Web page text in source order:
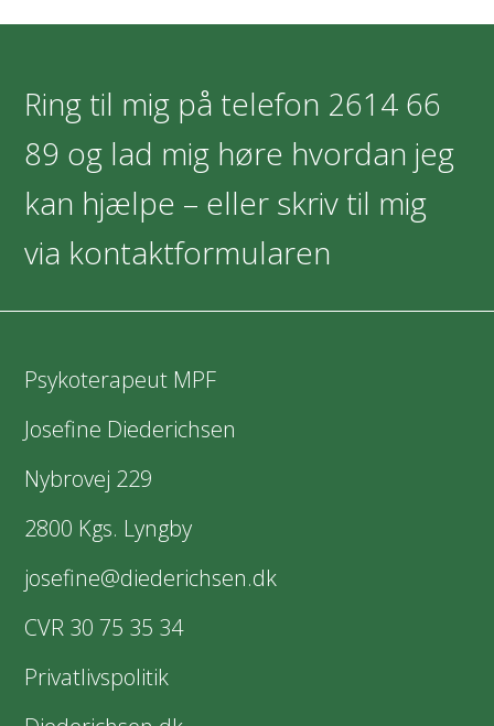
Ring til mig på telefon 2614 66
89 og lad mig høre hvordan jeg
kan hjælpe – eller skriv til mig
via kontaktformularen
Psykoterapeut MPF
Josefine Diederichsen
Nybrovej 229
2800 Kgs. Lyngby
josefine@diederichsen.dk
CVR 30 75 35 34
Privatlivspolitik